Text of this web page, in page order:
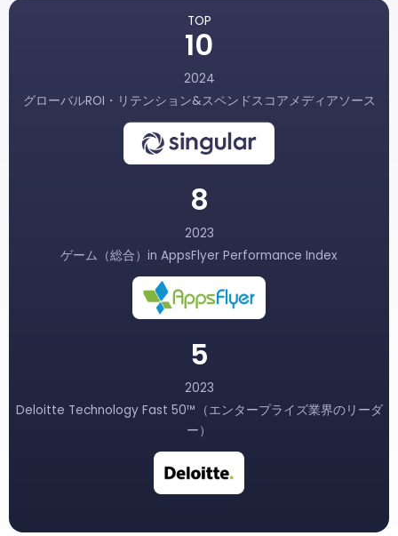
TOP
10
2024
グローバルROI・リテンション&スペンドスコアメディアソース
8
2023
ゲーム（総合）in AppsFlyer Performance Index
5
2023
Deloitte Technology Fast 50™（エンタープライズ業界のリーダ
ー）